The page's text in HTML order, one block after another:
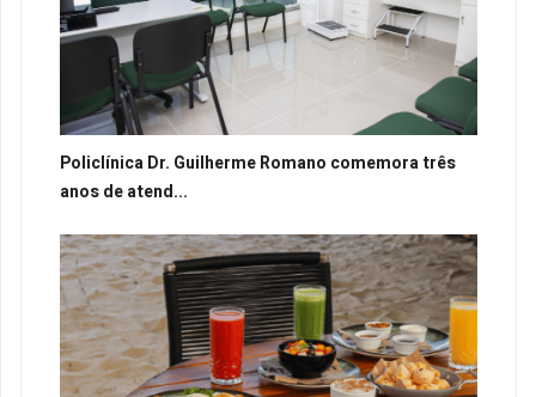
Policlínica Dr. Guilherme Romano comemora três
anos de atend...